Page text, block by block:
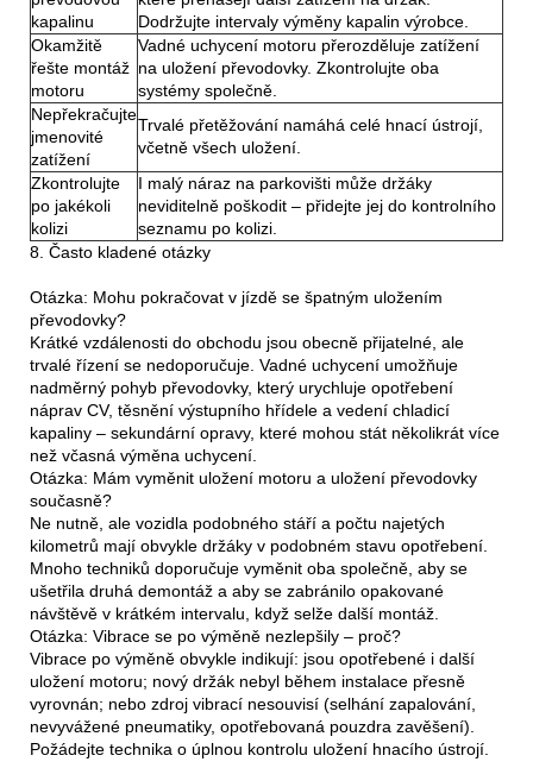
kapalinu
Dodržujte intervaly výměny kapalin výrobce.
Okamžitě
řešte montáž
motoru
Vadné uchycení motoru přerozděluje zatížení
na uložení převodovky. Zkontrolujte oba
systémy společně.
Nepřekračujte
jmenovité
zatížení
Trvalé přetěžování namáhá celé hnací ústrojí,
včetně všech uložení.
Zkontrolujte
po jakékoli
kolizi
I malý náraz na parkovišti může držáky
neviditelně poškodit – přidejte jej do kontrolního
seznamu po kolizi.
8. Často kladené otázky
Otázka: Mohu pokračovat v jízdě se špatným uložením
převodovky?
Krátké vzdálenosti do obchodu jsou obecně přijatelné, ale
trvalé řízení se nedoporučuje. Vadné uchycení umožňuje
nadměrný pohyb převodovky, který urychluje opotřebení
náprav CV, těsnění výstupního hřídele a vedení chladicí
kapaliny – sekundární opravy, které mohou stát několikrát více
než včasná výměna uchycení.
Otázka: Mám vyměnit uložení motoru a uložení převodovky
současně?
Ne nutně, ale vozidla podobného stáří a počtu najetých
kilometrů mají obvykle držáky v podobném stavu opotřebení.
Mnoho techniků doporučuje vyměnit oba společně, aby se
ušetřila druhá demontáž a aby se zabránilo opakované
návštěvě v krátkém intervalu, když selže další montáž.
Otázka: Vibrace se po výměně nezlepšily – proč?
Vibrace po výměně obvykle indikují: jsou opotřebené i další
uložení motoru; nový držák nebyl během instalace přesně
vyrovnán; nebo zdroj vibrací nesouvisí (selhání zapalování,
nevyvážené pneumatiky, opotřebovaná pouzdra zavěšení).
Požádejte technika o úplnou kontrolu uložení hnacího ústrojí.